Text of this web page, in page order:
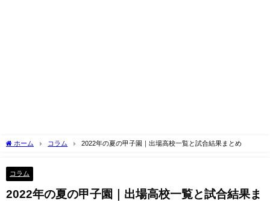
ホーム コラム 2022年の夏の甲子園｜出場高校一覧と試合結果まとめ
コラム
2022年の夏の甲子園｜出場高校一覧と試合結果ま